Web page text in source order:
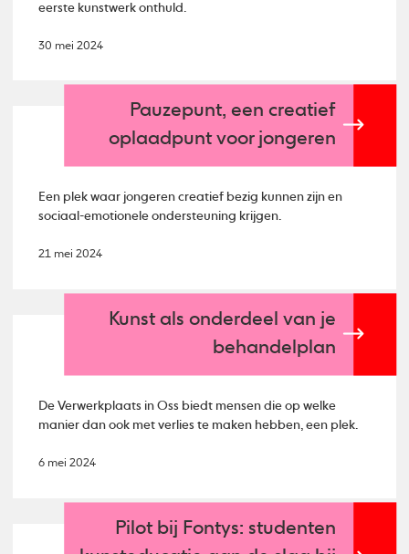
eerste kunstwerk onthuld.
30 mei 2024
Pauzepunt, een creatief
oplaadpunt voor jongeren
Een plek waar jongeren creatief bezig kunnen zijn en
sociaal-emotionele ondersteuning krijgen.
21 mei 2024
Kunst als onderdeel van je
behandelplan
De Verwerkplaats in Oss biedt mensen die op welke
manier dan ook met verlies te maken hebben, een plek.
6 mei 2024
Pilot bij Fontys: studenten